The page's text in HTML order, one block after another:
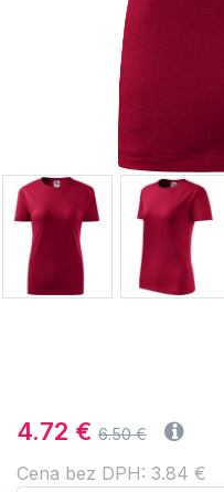
4.72 € 6.50 €
Cena bez DPH: 3.84 €